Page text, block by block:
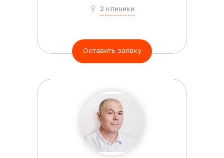
2 клиники
Оставить заявку